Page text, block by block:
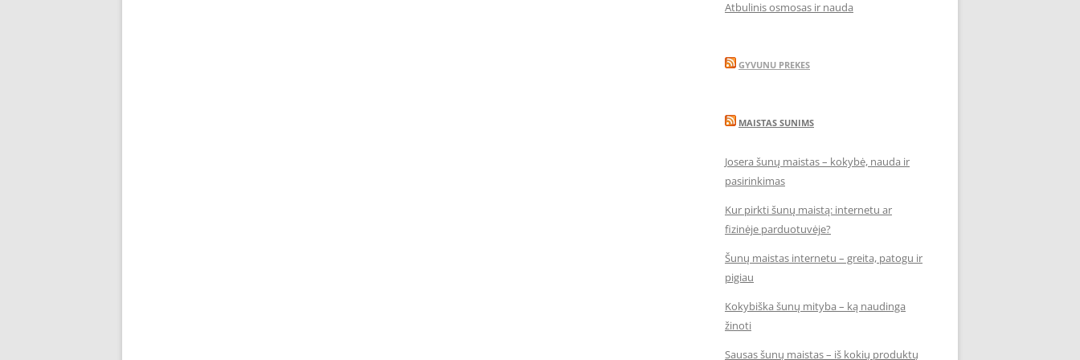
Atbulinis osmosas ir nauda
GYVUNU PREKES
MAISTAS SUNIMS
Josera šunų maistas – kokybė, nauda ir
pasirinkimas
Kur pirkti šunų maistą: internetu ar
fizinėje parduotuvėje?
Šunų maistas internetu – greita, patogu ir
pigiau
Kokybiška šunų mityba – ką naudinga
žinoti
Sausas šunų maistas – iš kokių produktų